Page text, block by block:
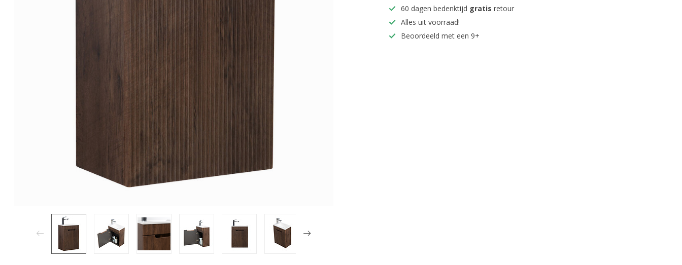
60 dagen bedenktijd gratis retour
Alles uit voorraad!
Beoordeeld met een 9+